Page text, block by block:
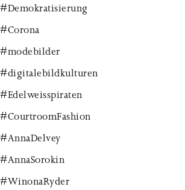
#Demokratisierung
#Corona
#modebilder
#digitalebildkulturen
#Edelweisspiraten
#CourtroomFashion
#AnnaDelvey
#AnnaSorokin
#WinonaRyder